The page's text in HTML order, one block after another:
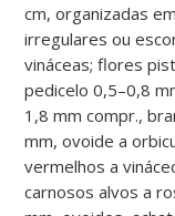
cm, organizadas
irregulares ou
vináceas; flores
pedicelo 0,5–0,8
1,8 mm compr.,
mm, ovoide a
vermelhos a
carnosos alvos a